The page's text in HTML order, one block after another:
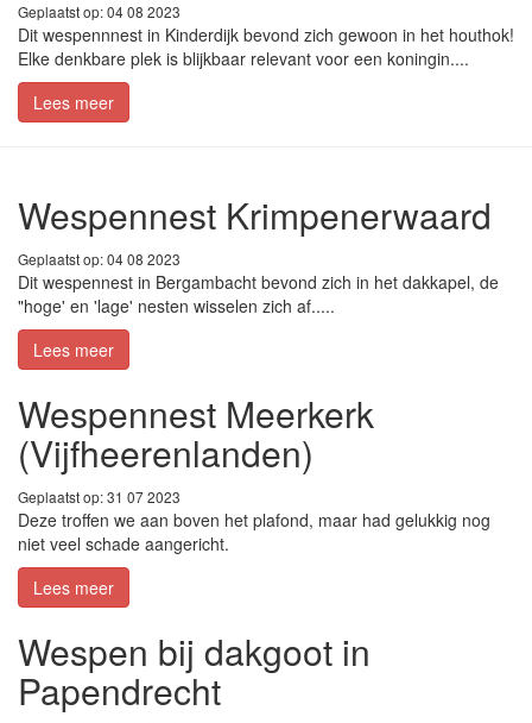
Geplaatst op: 04 08 2023
Dit wespennnest in Kinderdijk bevond zich gewoon in het houthok!
Elke denkbare plek is blijkbaar relevant voor een koningin....
Lees meer
Wespennest Krimpenerwaard
Geplaatst op: 04 08 2023
Dit wespennest in Bergambacht bevond zich in het dakkapel, de
"hoge' en 'lage' nesten wisselen zich af.....
Lees meer
Wespennest Meerkerk
(Vijfheerenlanden)
Geplaatst op: 31 07 2023
Deze troffen we aan boven het plafond, maar had gelukkig nog
niet veel schade aangericht.
Lees meer
Wespen bij dakgoot in
Papendrecht